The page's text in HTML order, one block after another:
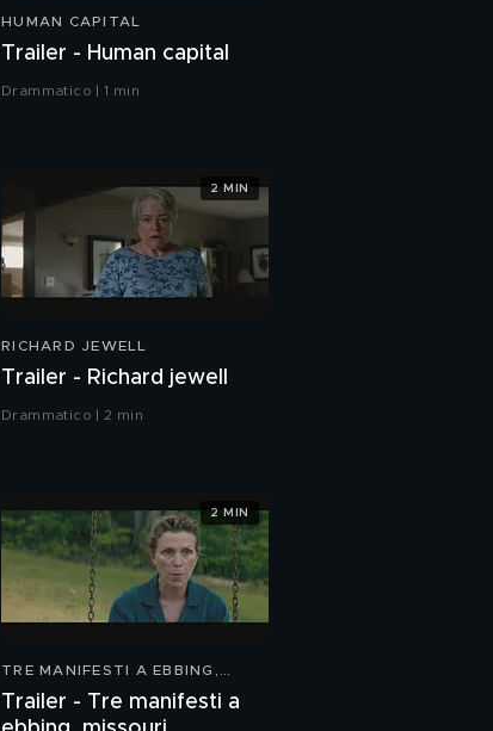
HUMAN CAPITAL
Trailer - Human capital
Drammatico | 1 min
RICHARD JEWELL
Trailer - Richard jewell
Drammatico | 2 min
2 MIN
TRE MANIFESTI A EBBING,
Trailer - Tre manifesti a
2 MIN